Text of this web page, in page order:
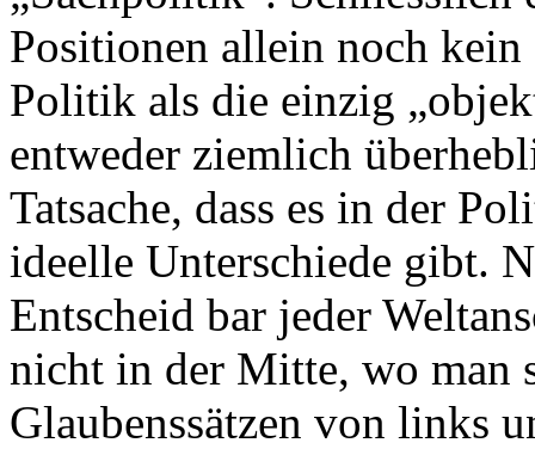
Positionen allein noch
Politik als die einzig
entweder ziemlich
Tatsache, dass es in der
ideelle Unterschiede gibt.
Entscheid bar jeder
nicht in der Mitte, wo man
Glaubenssätzen von links